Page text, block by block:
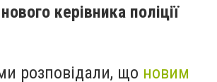
керівника поліції
розповідали, що новим